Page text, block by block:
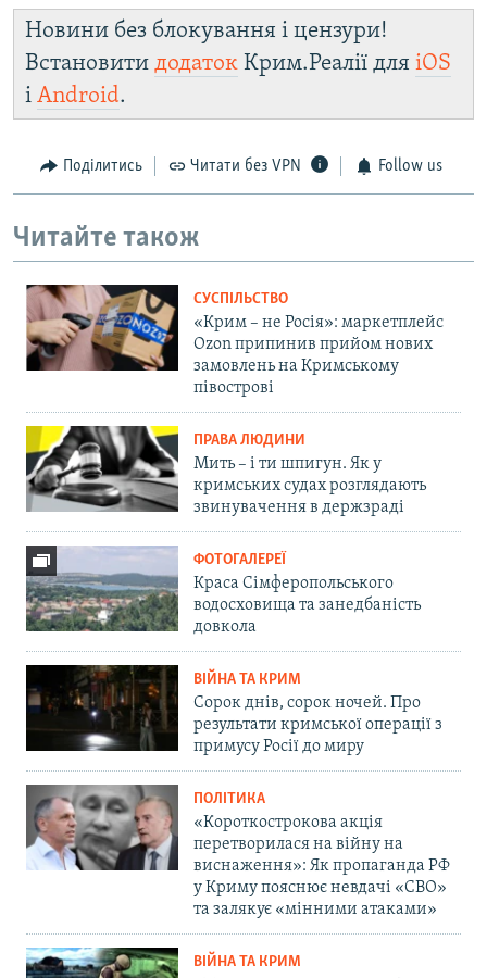
Новини без блокування і цензури!
Встановити додаток Крим.Реалії для iOS
і Android.
Поділитись Читати без VPN Follow us
Читайте також
СУСПІЛЬСТВО
«Крим – не Росія»: маркетплейс
Ozon припинив прийом нових
замовлень на Кримському
півострові
ПРАВА ЛЮДИНИ
Мить – і ти шпигун. Як у
кримських судах розглядають
звинувачення в держзраді
ФОТОГАЛЕРЕЇ
Краса Сімферопольського
водосховища та занедбаність
довкола
ВІЙНА ТА КРИМ
Сорок днів, сорок ночей. Про
результати кримської операції з
примусу Росії до миру
ПОЛІТИКА
«Короткострокова акція
перетворилася на війну на
виснаження»: Як пропаганда РФ
у Криму пояснює невдачі «СВО»
та залякує «мінними атаками»
ВІЙНА ТА КРИМ